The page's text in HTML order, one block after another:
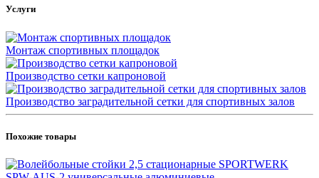
Услуги
Монтаж спортивных площадок
Производство сетки капроновой
Производство заградительной сетки для спортивных залов
Похожие товары